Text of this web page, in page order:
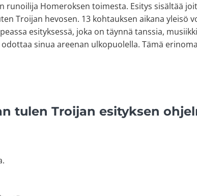
runoilija Homeroksen toimesta. Esitys sisältää
Troijan hevosen. 13 kohtauksen aikana yleisö
esityksessä, joka on täynnä tanssia,
sinua areenan ulkopuolella. Tämä
tulen Troijan esityksen